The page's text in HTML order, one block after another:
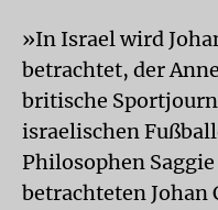
»In Israel wird
betrachtet, der
britische
israelischen
Philosophen
betrachteten Johan